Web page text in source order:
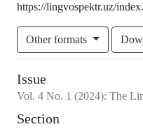
https://lingvospektr.uz/
Other formats
Issue
Vol. 4 No. 1 (2024): The
Section